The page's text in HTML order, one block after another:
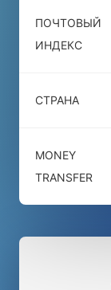
ПОЧТОВЫЙ
ИНДЕКС
СТРАНА
MONEY
TRANSFER